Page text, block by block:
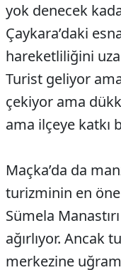
yok denecek
Çaykara’daki
hareketliliğini
Turist geliyor
çekiyor ama
ama ilçeye katkı
Maçka’da da
turizminin en
Sümela
ağırlıyor. Ancak
merkezine